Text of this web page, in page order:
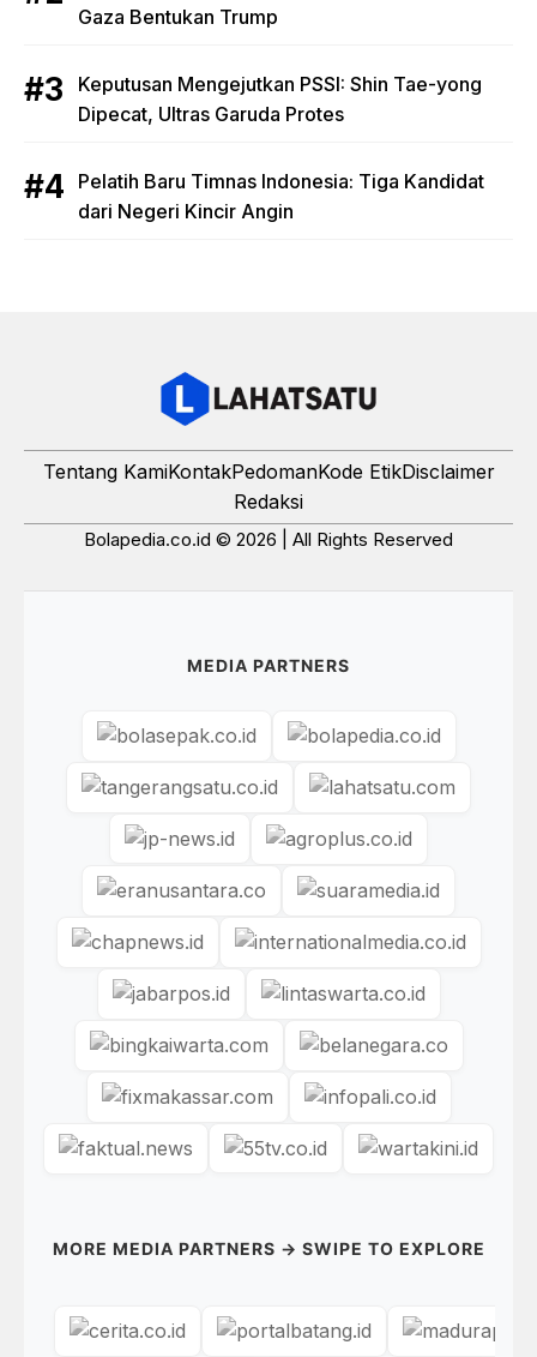
Gaza Bentukan Trump
Keputusan Mengejutkan PSSI: Shin Tae-yong
Dipecat, Ultras Garuda Protes
Pelatih Baru Timnas Indonesia: Tiga Kandidat
dari Negeri Kincir Angin
Tentang KamiKontakPedomanKode EtikDisclaimer
Redaksi
Bolapedia.co.id © 2026 | All Rights Reserved
MEDIA PARTNERS
MORE MEDIA PARTNERS → SWIPE TO EXPLORE